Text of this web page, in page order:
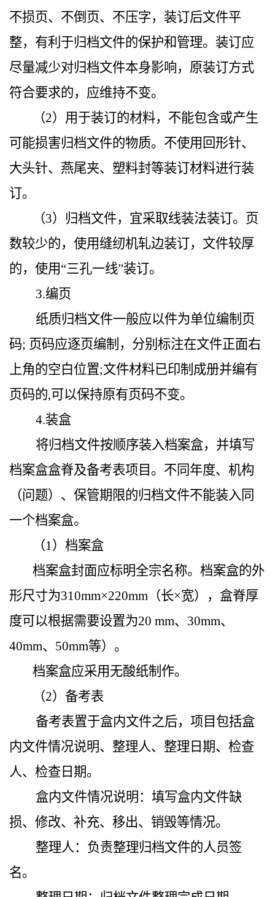
不损页、不倒页、不压字，装订后文件平
整，有利于归档文件的保护和管理。装订应
尽量减少对归档文件本身影响，原装订方式
符合要求的，应维持不变。
（2）用于装订的材料，不能包含或产生
可能损害归档文件的物质。不使用回形针、
大头针、燕尾夹、塑料封等装订材料进行装
订。
（3）归档文件，宜采取线装法装订。页
数较少的，使用缝纫机轧边装订，文件较厚
的，使用“三孔一线”装订。
3.编页
纸质归档文件一般应以件为单位编制页
码; 页码应逐页编制，分别标注在文件正面右
上角的空白位置;文件材料已印制成册并编有
页码的,可以保持原有页码不变。
4.装盒
将归档文件按顺序装入档案盒，并填写
档案盒盒脊及备考表项目。不同年度、机构
（问题）、保管期限的归档文件不能装入同
一个档案盒。
（1）档案盒
档案盒封面应标明全宗名称。档案盒的外
形尺寸为310mm×220mm（长×宽），盒脊厚
度可以根据需要设置为20 mm、30mm、
40mm、50mm等）。
档案盒应采用无酸纸制作。
（2）备考表
备考表置于盒内文件之后，项目包括盒
内文件情况说明、整理人、整理日期、检查
人、检查日期。
盒内文件情况说明：填写盒内文件缺
损、修改、补充、移出、销毁等情况。
整理人：负责整理归档文件的人员签
名。